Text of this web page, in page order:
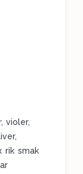
violer,
rik smak